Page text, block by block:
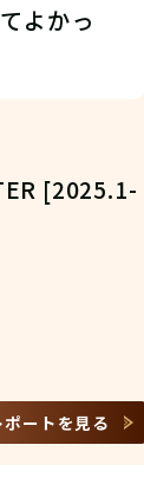
よかっ
[2025.1-
ートを見る